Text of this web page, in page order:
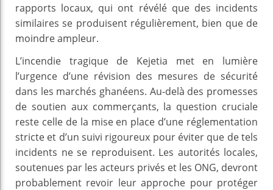
rapports locaux, qui ont révélé que des incidents
similaires se produisent régulièrement, bien que de
moindre ampleur.
L’incendie tragique de Kejetia met en lumière
l’urgence d’une révision des mesures de sécurité
dans les marchés ghanéens. Au-delà des promesses
de soutien aux commerçants, la question cruciale
reste celle de la mise en place d’une réglementation
stricte et d’un suivi rigoureux pour éviter que de tels
incidents ne se reproduisent. Les autorités locales,
soutenues par les acteurs privés et les ONG, devront
probablement revoir leur approche pour protéger